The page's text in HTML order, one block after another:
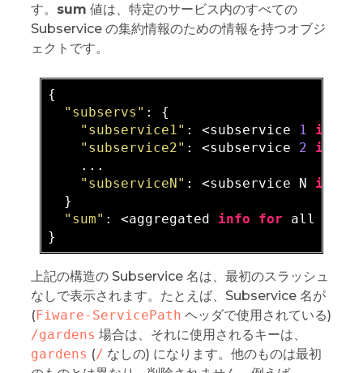
す。 sum 値は、特定のサービス内のすべての
Subservice の集約情報のための情報を持つオブジ
ェクトです。
{
"subservs" : {
"subservice1" : <subservice 1 info
"subservice2" : <subservice 2 info
    ...
"subserviceN" : <subservice N info
  }
"sum" : <aggregated info for all
上記の構造の Subservice 名は、最初のスラッシュ
なしで表示されます。たとえば、Subservice 名が
(Fiware-ServicePath ヘッダで使用されている)
/gardens 場合は、それに使用されるキーは、
gardens (/ なしの) になります。他のものは最初